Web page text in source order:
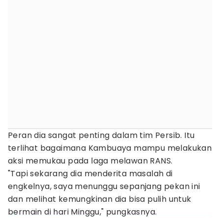
Peran dia sangat penting dalam tim Persib. Itu
terlihat bagaimana Kambuaya mampu melakukan
aksi memukau pada laga melawan RANS.
"Tapi sekarang dia menderita masalah di
engkelnya, saya menunggu sepanjang pekan ini
dan melihat kemungkinan dia bisa pulih untuk
bermain di hari Minggu," pungkasnya.